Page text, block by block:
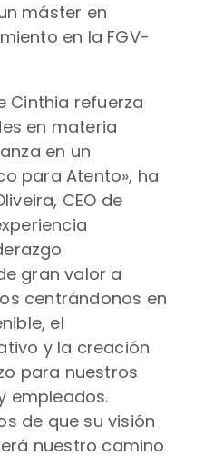
máster en
en la FGV-
Cinthia refuerza
en materia
en un
para Atento», ha
CEO de
gran valor a
centrándonos en
el
y la creación
para nuestros
empleados.
de que su visión
nuestro camino